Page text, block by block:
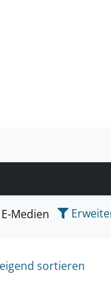
suchen wollen.
E-Medien
sortieren